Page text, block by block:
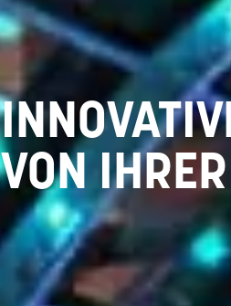
VON